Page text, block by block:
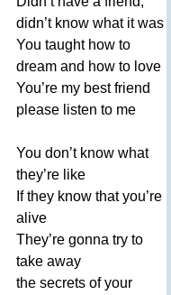
didn’t know what it was
You taught how to
dream and how to love
You’re my best friend
please listen to me
You don’t know what
they’re like
If they know that you’re
alive
They’re gonna try to
take away
the secrets of your